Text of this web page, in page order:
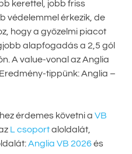
kerettel, jobb friss
védelemmel érkezik, de
hogy a győzelmi piacot
alapfogadás a 2,5 gól
A value-vonal az Anglia
tippünk: Anglia –
érdemes követni a VB
L csoportaloldalát,
Anglia VB 2026és